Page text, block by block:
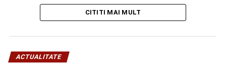
premisele marii dezvoltări culturale din deceniile ce au
urmat păstoririi sale.
Numele său este strâns legat de utilizarea tiparului, cel
mai nou mijloc de comunicare al acelei epoci, pe care
l-a promovat cu viziune și curaj, precum și de
CITITI MAI MULT
ACTUALITATE